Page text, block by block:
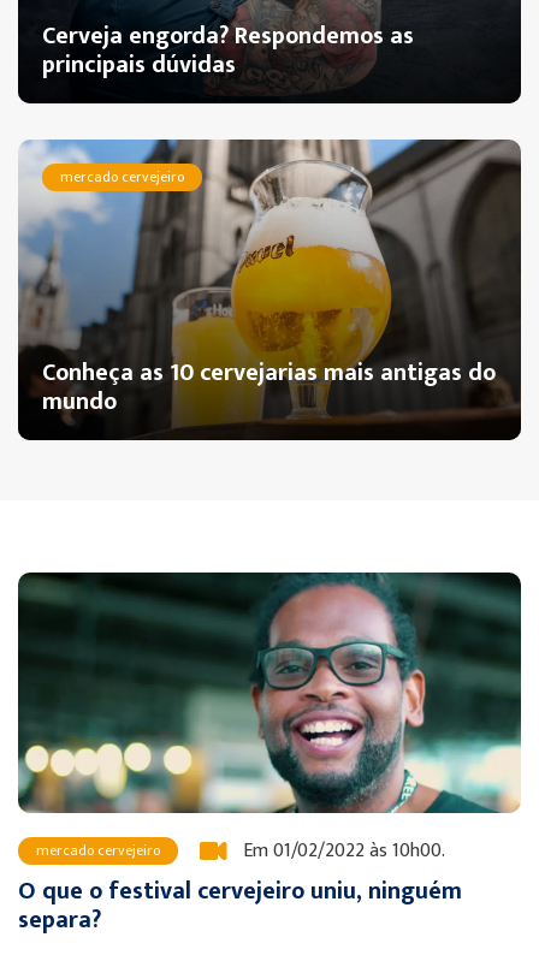
Cerveja engorda? Respondemos as
principais dúvidas
mercado cervejeiro
Conheça as 10 cervejarias mais antigas do
mundo
mercado cervejeiro Em 01/02/2022 às 10h00.
O que o festival cervejeiro uniu, ninguém
separa?